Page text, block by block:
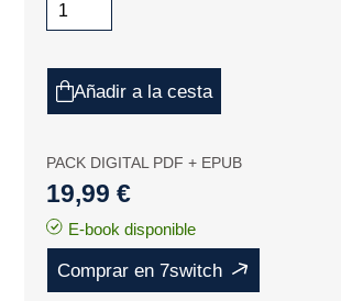
Añadir a la cesta
PACK DIGITAL PDF + EPUB
19,99 €
E-book disponible
Comprar en 7switch